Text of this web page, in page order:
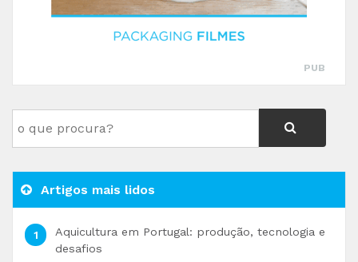
PUB
Artigos mais lidos
Aquicultura em Portugal: produção, tecnologia e
desafios